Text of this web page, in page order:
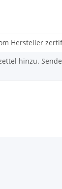
Hersteller
hinzu.